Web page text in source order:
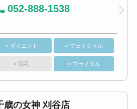
052-888-1538
○ ダイエット ○ フェイシャル
× 脱毛 ○ ブライダル
歳の女神 刈谷店